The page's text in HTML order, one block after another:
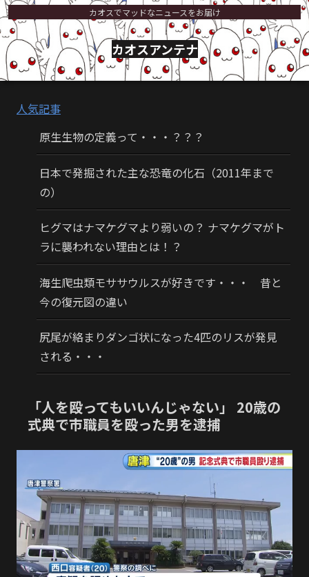
カオスでマッドなニュースをお届け
カオスアンテナ
人気記事
原生生物の定義って・・・？？？
日本で発掘された主な恐竜の化石（2011年まで
の）
ヒグマはナマケグマより弱いの？ ナマケグマがト
ラに襲われない理由とは！？
海生爬虫類モササウルスが好きです・・・ 昔と
今の復元図の違い
尻尾が絡まりダンゴ状になった4匹のリスが発見
される・・・
「人を殴ってもいいんじゃない」 20歳の
式典で市職員を殴った男を逮捕